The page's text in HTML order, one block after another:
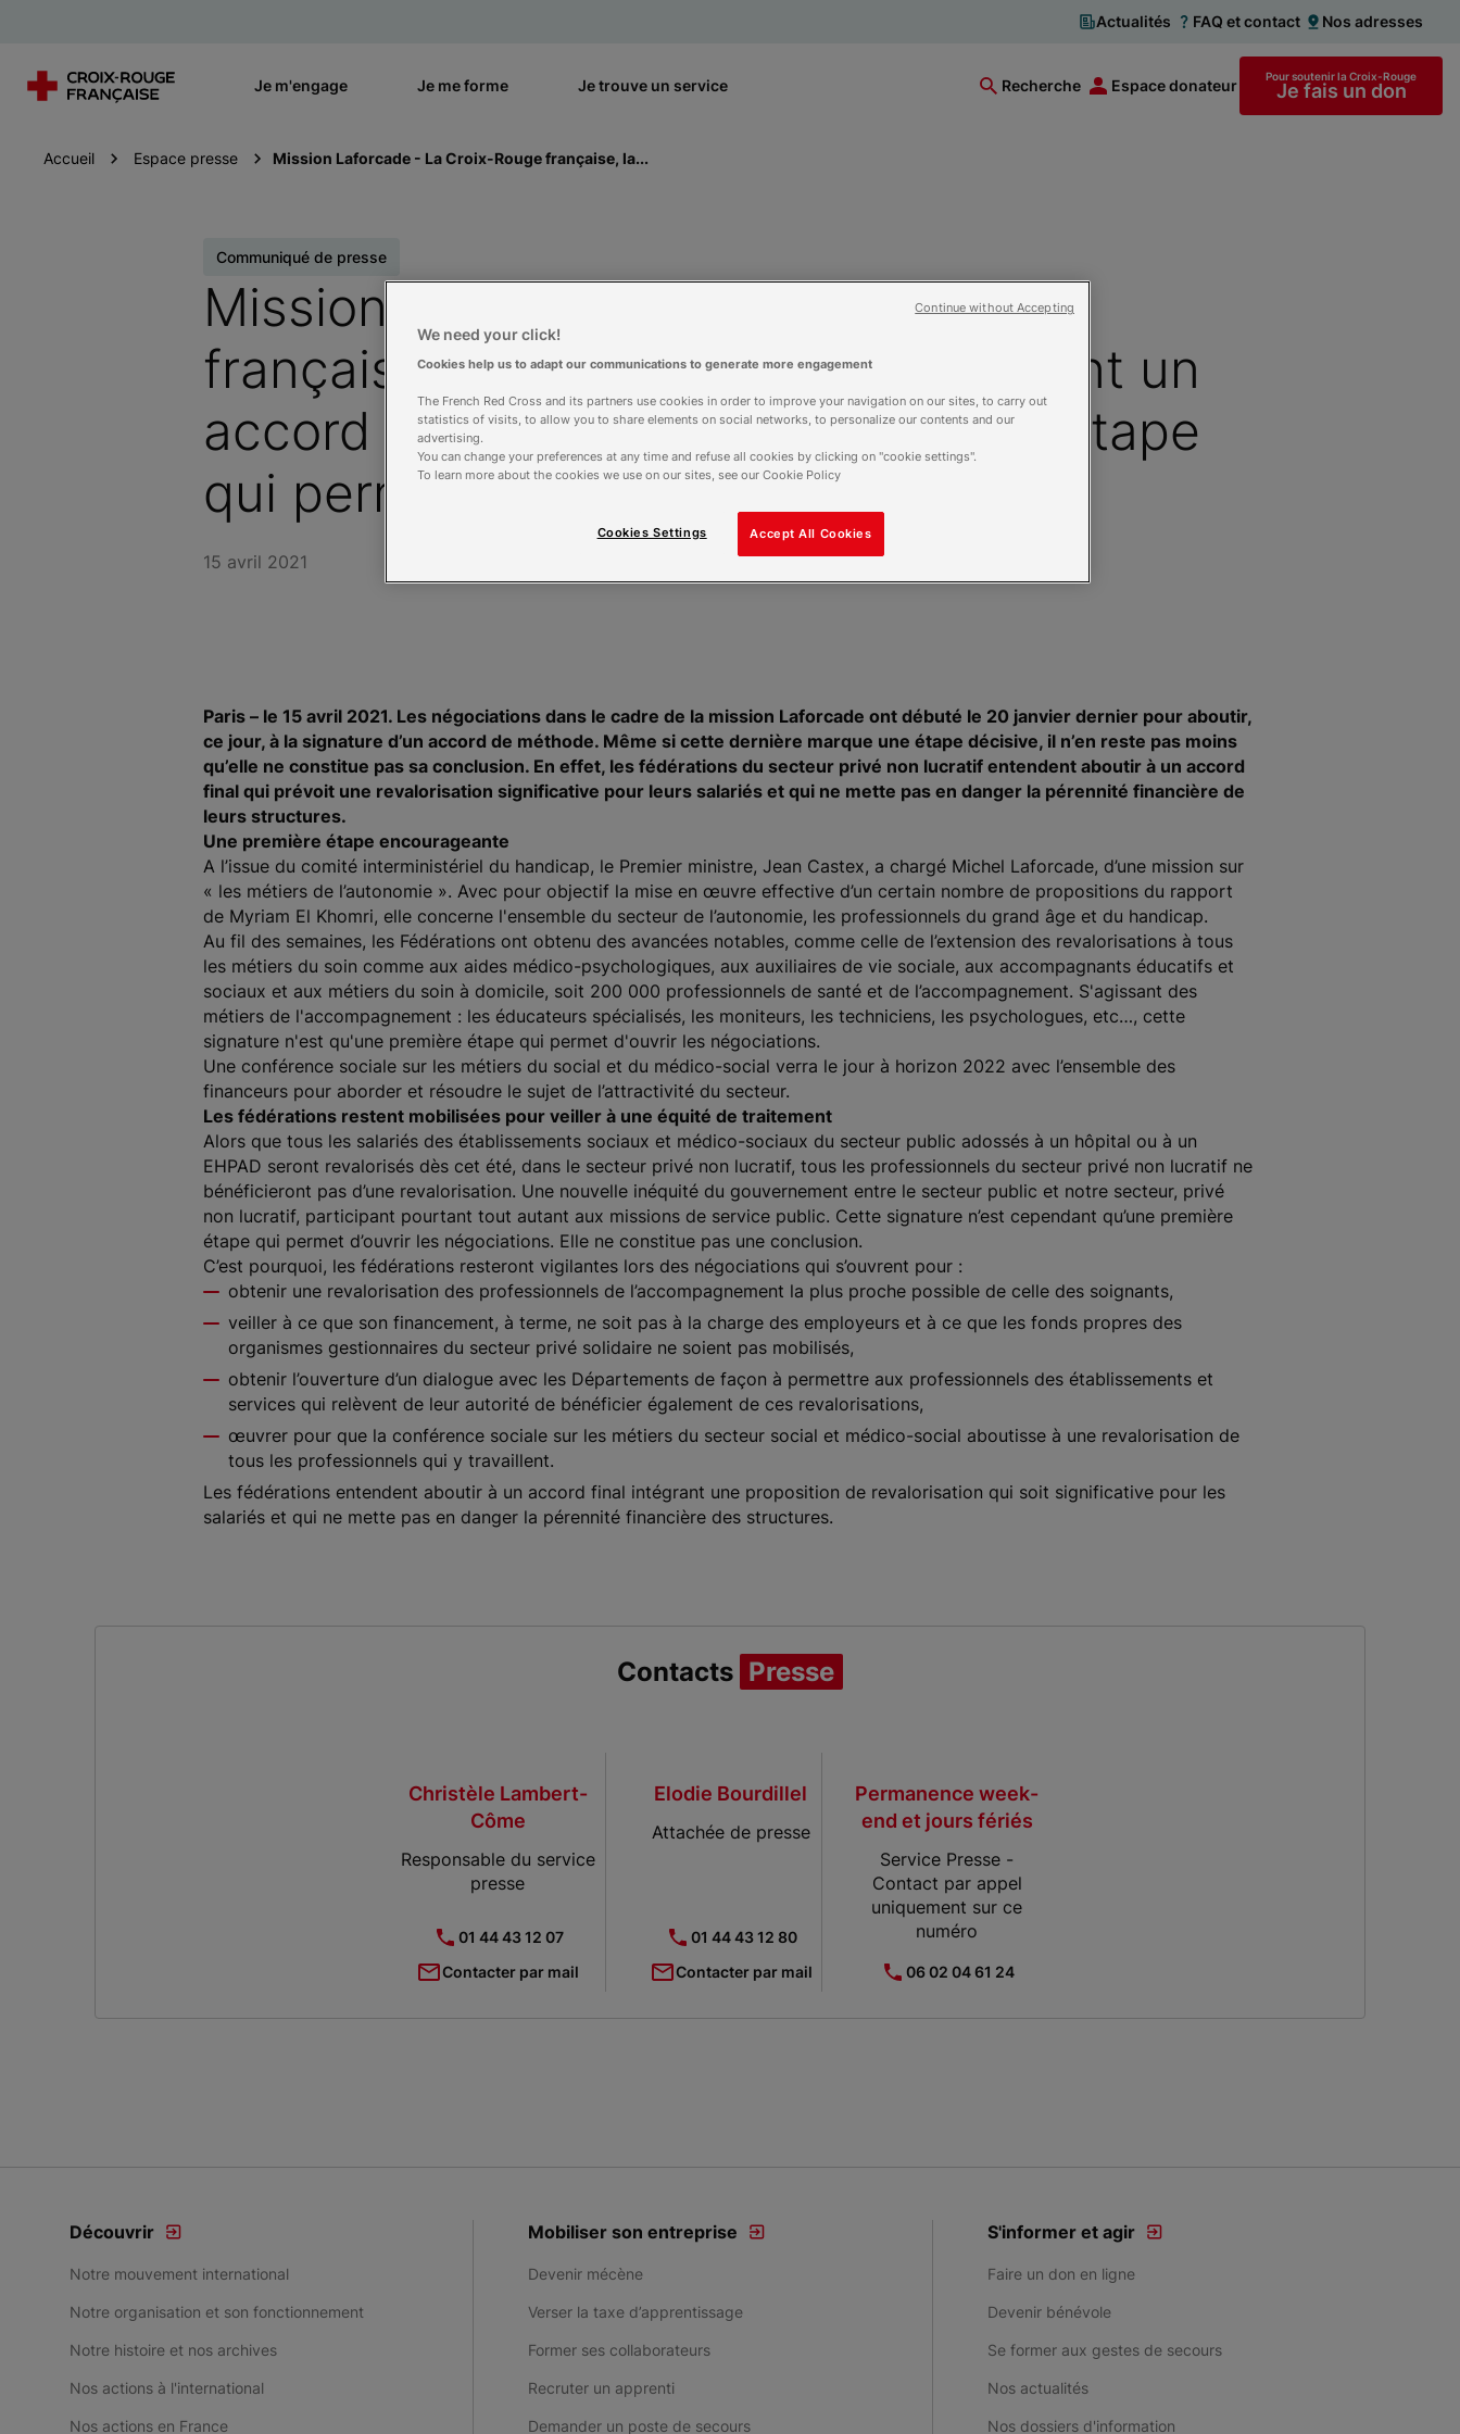
Actualités FAQ et contact Nos adresses
Je m'engage Je me forme Je trouve un service Recherche Espace donateur Pour soutenir la Croix-Rouge
Je fais un don
Accueil Espace presse Mission Laforcade - La Croix-Rouge française, la...
Communiqué de presse
Mission Laforcade - La Croix-Rouge
française, la FEHAP et Nexem signent un
accord de méthode : une première étape
qui permet d’ouvrir les négociations
15 avril 2021
Paris – le 15 avril 2021. Les négociations dans le cadre de la mission Laforcade ont débuté le 20 janvier dernier pour aboutir,
ce jour, à la signature d’un accord de méthode. Même si cette dernière marque une étape décisive, il n’en reste pas moins
qu’elle ne constitue pas sa conclusion. En effet, les fédérations du secteur privé non lucratif entendent aboutir à un accord
final qui prévoit une revalorisation significative pour leurs salariés et qui ne mette pas en danger la pérennité financière de
leurs structures.
Une première étape encourageante
A l’issue du comité interministériel du handicap, le Premier ministre, Jean Castex, a chargé Michel Laforcade, d’une mission sur
« les métiers de l’autonomie ». Avec pour objectif la mise en œuvre effective d’un certain nombre de propositions du rapport
de Myriam El Khomri, elle concerne l'ensemble du secteur de l’autonomie, les professionnels du grand âge et du handicap.
Au fil des semaines, les Fédérations ont obtenu des avancées notables, comme celle de l’extension des revalorisations à tous
les métiers du soin comme aux aides médico-psychologiques, aux auxiliaires de vie sociale, aux accompagnants éducatifs et
sociaux et aux métiers du soin à domicile, soit 200 000 professionnels de santé et de l’accompagnement. S'agissant des
métiers de l'accompagnement : les éducateurs spécialisés, les moniteurs, les techniciens, les psychologues, etc…, cette
signature n'est qu'une première étape qui permet d'ouvrir les négociations.
Une conférence sociale sur les métiers du social et du médico-social verra le jour à horizon 2022 avec l’ensemble des
financeurs pour aborder et résoudre le sujet de l’attractivité du secteur.
Les fédérations restent mobilisées pour veiller à une équité de traitement
Alors que tous les salariés des établissements sociaux et médico-sociaux du secteur public adossés à un hôpital ou à un
EHPAD seront revalorisés dès cet été, dans le secteur privé non lucratif, tous les professionnels du secteur privé non lucratif ne
bénéficieront pas d’une revalorisation. Une nouvelle inéquité du gouvernement entre le secteur public et notre secteur, privé
non lucratif, participant pourtant tout autant aux missions de service public. Cette signature n’est cependant qu’une première
étape qui permet d’ouvrir les négociations. Elle ne constitue pas une conclusion.
C’est pourquoi, les fédérations resteront vigilantes lors des négociations qui s’ouvrent pour :
obtenir une revalorisation des professionnels de l’accompagnement la plus proche possible de celle des soignants,
veiller à ce que son financement, à terme, ne soit pas à la charge des employeurs et à ce que les fonds propres des
organismes gestionnaires du secteur privé solidaire ne soient pas mobilisés,
obtenir l’ouverture d’un dialogue avec les Départements de façon à permettre aux professionnels des établissements et
services qui relèvent de leur autorité de bénéficier également de ces revalorisations,
œuvrer pour que la conférence sociale sur les métiers du secteur social et médico-social aboutisse à une revalorisation de
tous les professionnels qui y travaillent.
Les fédérations entendent aboutir à un accord final intégrant une proposition de revalorisation qui soit significative pour les
salariés et qui ne mette pas en danger la pérennité financière des structures.
Contacts Presse
Christèle Lambert-
Côme
Responsable du service
presse
01 44 43 12 07
Contacter par mail
Elodie Bourdillel
Attachée de presse
01 44 43 12 80
Contacter par mail
Permanence week-
end et jours fériés
Service Presse -
Contact par appel
uniquement sur ce
numéro
06 02 04 61 24
Découvrir
Notre mouvement international
Notre organisation et son fonctionnement
Notre histoire et nos archives
Nos actions à l'international
Nos actions en France
Mobiliser son entreprise
Devenir mécène
Verser la taxe d’apprentissage
Former ses collaborateurs
Recruter un apprenti
Demander un poste de secours
S'informer et agir
Faire un don en ligne
Devenir bénévole
Se former aux gestes de secours
Nos actualités
Nos dossiers d'information
We need your click!
Cookies help us to adapt our communications to generate more engagement
The French Red Cross and its partners use cookies in order to improve your navigation on our sites, to carry out
statistics of visits, to allow you to share elements on social networks, to personalize our contents and our
advertising.
You can change your preferences at any time and refuse all cookies by clicking on "cookie settings".
To learn more about the cookies we use on our sites, see our Cookie Policy
Accept All Cookies
Cookies Settings
Continue without Accepting